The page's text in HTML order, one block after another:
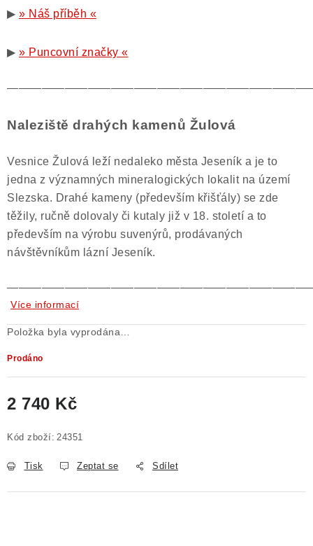
▶ » Náš příběh «
▶ » Puncovní značky «
Naleziště drahých kamenů Žulová
Vesnice Žulová leží nedaleko města Jeseník a je to
jedna z významných mineralogických lokalit na území
Slezska. Drahé kameny (především křišťály) se zde
těžily, ručně dolovaly či kutaly již v 18. století a to
především na výrobu suvenýrů, prodávaných
návštěvníkům lázní Jeseník.
Více informací
Položka byla vyprodána…
Prodáno
2 740 Kč
Kód zboží: 24351
Tisk Zeptat se Sdílet